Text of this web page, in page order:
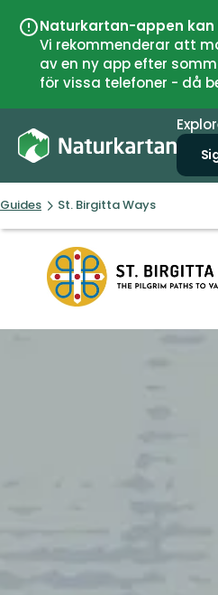
Naturkartan-appen
Vi rekommenderar att
av en ny app efter
för vissa telefoner - då
Guides St. Birgitta Ways